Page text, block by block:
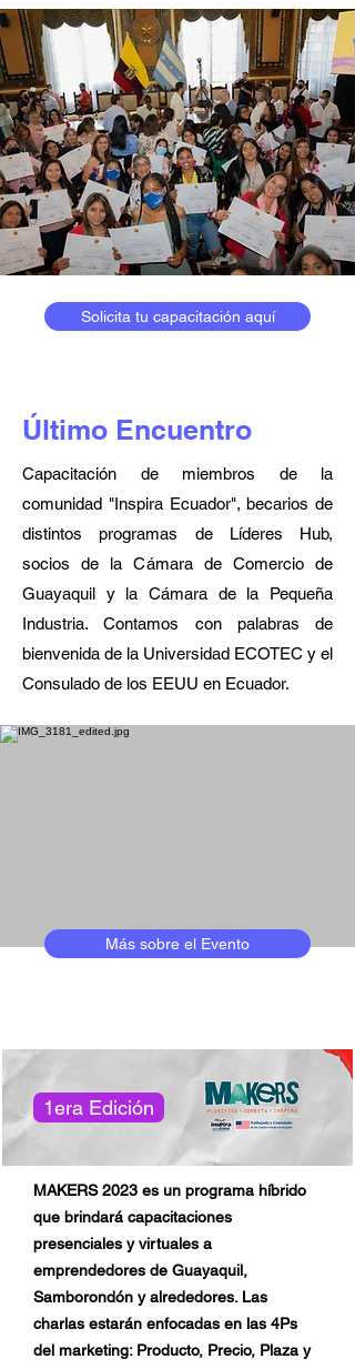
Solicita tu capacitación aquí
Último Encuentro
Capacitación de miembros de la
comunidad "Inspira Ecuador", becarios de
distintos programas de Líderes Hub,
socios de la Cámara de Comercio de
Guayaquil y la Cámara de la Pequeña
Industria. Contamos con palabras de
bienvenida de la Universidad ECOTEC y el
Consulado de los EEUU en Ecuador.
Más sobre el Evento
1era Edición
MAKERS 2023 es un programa híbrido
que brindará capacitaciones
presenciales y virtuales a
emprendedores de Guayaquil,
Samborondón y alrededores. Las
charlas estarán enfocadas en las 4Ps
del marketing: Producto, Precio, Plaza y